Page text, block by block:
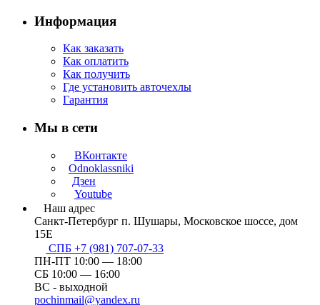
Информация
Как заказать
Как оплатить
Как получить
Где установить авточехлы
Гарантия
Мы в сети
ВКонтакте
Odnoklassniki
Дзен
Youtube
Наш адрес
Санкт-Петербург п. Шушары, Московское шоссе, дом
15Е
СПБ +7 (981) 707-07-33
ПН-ПТ 10:00 — 18:00
СБ 10:00 — 16:00
ВС - выходной
pochinmail@yandex.ru